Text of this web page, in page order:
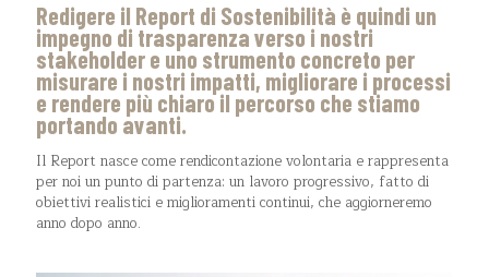
Redigere il Report di Sostenibilità è quindi un
impegno di trasparenza verso i nostri
stakeholder e uno strumento concreto per
misurare i nostri impatti, migliorare i processi
e rendere più chiaro il percorso che stiamo
portando avanti.
Il Report nasce come rendicontazione volontaria e rappresenta
per noi un punto di partenza: un lavoro progressivo, fatto di
obiettivi realistici e miglioramenti continui, che aggiorneremo
anno dopo anno.